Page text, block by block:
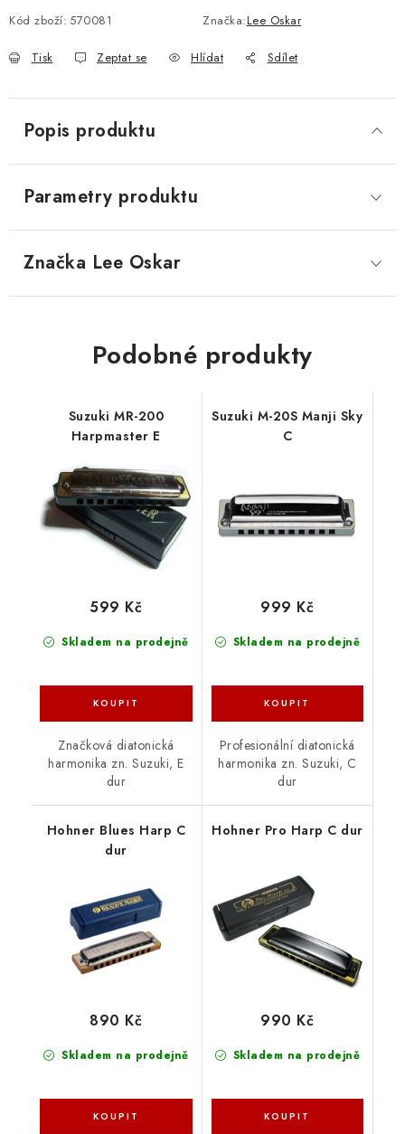
Kód zboží: 570081 Značka:Lee Oskar
Tisk Zeptat se Hlídat Sdílet
Popis produktu
Parametry produktu
Značka Lee Oskar
Podobné produkty
Suzuki MR-200
Harpmaster E
Skladem na prodejně
599 Kč
Značková diatonická
harmonika zn. Suzuki, E
dur
Suzuki M-20S Manji Sky
C
Skladem na prodejně
999 Kč
Profesionální diatonická
harmonika zn. Suzuki, C
dur
Hohner Blues Harp C
dur
Skladem na prodejně
890 Kč
Hohner Pro Harp C dur
Skladem na prodejně
990 Kč